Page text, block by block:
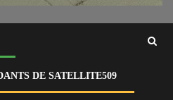
DE SATELLITE509
contre Betty Lamy pour trafic